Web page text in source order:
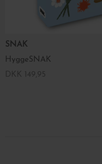
SNAK
HyggeSNAK